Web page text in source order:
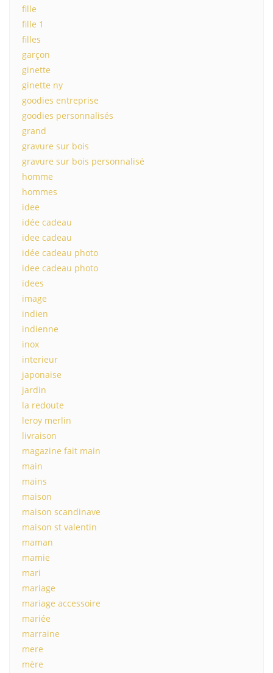
fille
fille 1
filles
garçon
ginette
ginette ny
goodies entreprise
goodies personnalisés
grand
gravure sur bois
gravure sur bois personnalisé
homme
hommes
idee
idée cadeau
idee cadeau
idée cadeau photo
idee cadeau photo
idees
image
indien
indienne
inox
interieur
japonaise
jardin
la redoute
leroy merlin
livraison
magazine fait main
main
mains
maison
maison scandinave
maison st valentin
maman
mamie
mari
mariage
mariage accessoire
mariée
marraine
mere
mère